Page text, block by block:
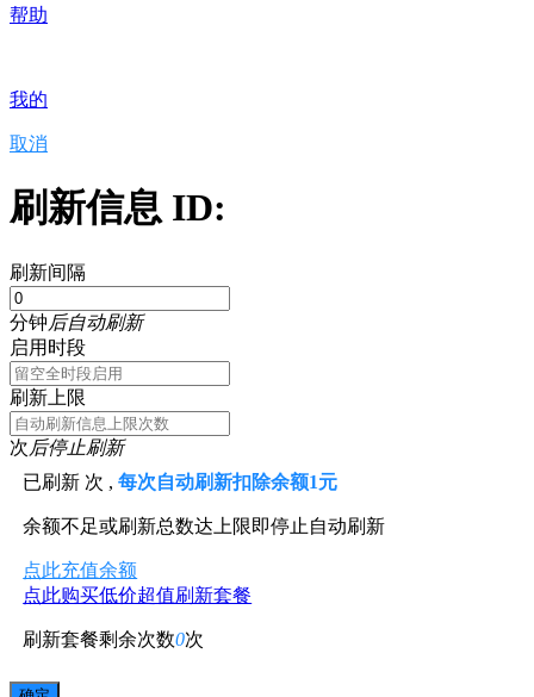
帮助
我的
取消
刷新信息 ID:
刷新间隔
分钟后自动刷新
启用时段
刷新上限
次后停止刷新
已刷新 次 ,每次自动刷新扣除余额1元
余额不足或刷新总数达上限即停止自动刷新
点此充值余额
点此购买低价超值刷新套餐
刷新套餐剩余次数0次